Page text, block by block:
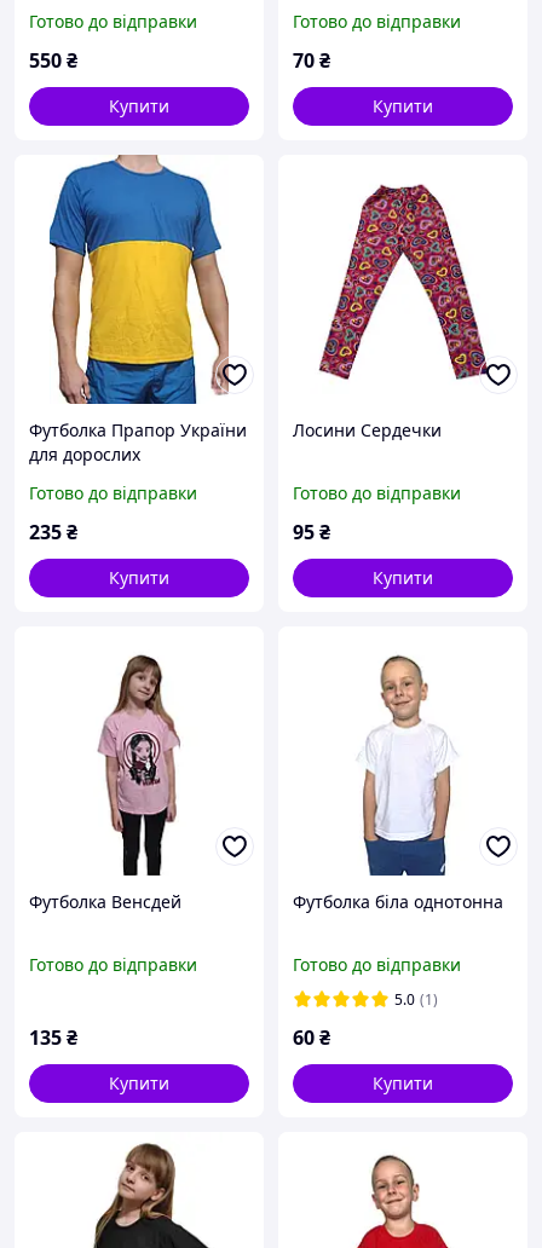
Готово до відправки
550₴
Купити
Готово до відправки
70₴
Купити
Футболка Прапор України
для дорослих
Готово до відправки
235₴
Купити
Лосини Сердечки
Готово до відправки
95₴
Купити
Футболка Венсдей
Готово до відправки
135₴
Купити
Футболка біла однотонна
Готово до відправки
5.0 (1)
60₴
Купити